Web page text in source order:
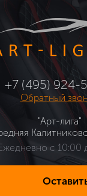
+7 (495) 924-
Обратный
"Арт-лига"
с 10:00